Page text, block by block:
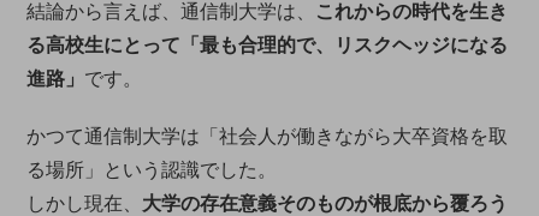
結論から言えば、通信制大学は、 これからの時代を生き
る高校生にとって「最も合理的で、リスクヘッジになる
進路」 です。
かつて通信制大学は「社会人が働きながら大卒資格を取
る場所」という認識でした。
しかし現在、 大学の存在意義そのものが根底から覆ろう